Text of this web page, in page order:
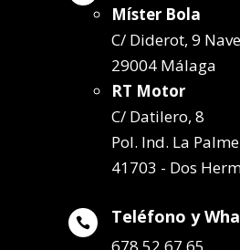
Míster Bola
C/ Diderot, 9
29004 Málaga
RT Motor
C/ Datilero, 8
Pol. Ind. La
41703 - Dos
 Teléfono y